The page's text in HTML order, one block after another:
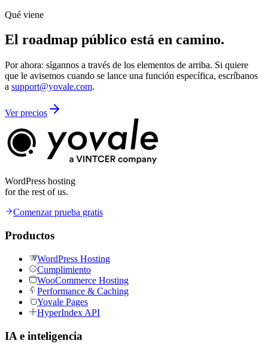
Qué viene
El roadmap público está en camino.
Por ahora: sígannos a través de los elementos de arriba. Si quiere
que le avisemos cuando se lance una función específica, escríbanos
a support@yovale.com.
Ver precios
WordPress hosting
for the rest of us.
Comenzar prueba gratis
Productos
WordPress Hosting
Cumplimiento
WooCommerce Hosting
Performance & Caching
Yovale Pages
HyperIndex API
IA e inteligencia